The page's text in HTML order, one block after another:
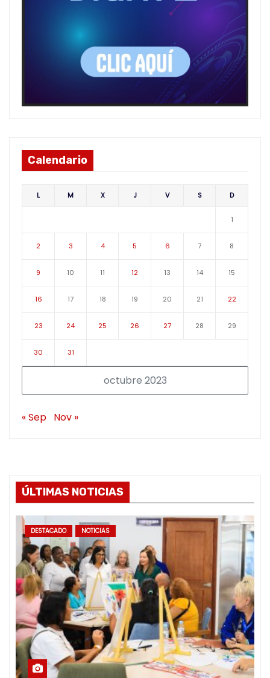
Calendario
octubre 2023
L M X J V S D
1
2 3 4 5 6 7 8
9 10 11 12 13 14 15
16 17 18 19 20 21 22
23 24 25 26 27 28 29
30 31
« Sep Nov »
ÚLTIMAS NOTICIAS
DESTACADO NOTICIAS